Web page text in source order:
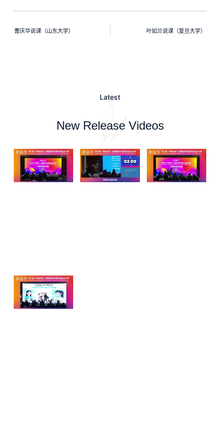
曹庆华说课（山东大学） 叶如兰说课（复旦大学）
Latest
New Release Videos